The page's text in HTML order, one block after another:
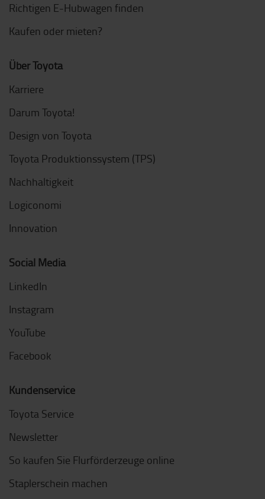
Richtigen E-Hubwagen finden
Kaufen oder mieten?
Über Toyota
Karriere
Darum Toyota!
Design von Toyota
Toyota Produktionssystem (TPS)
Nachhaltigkeit
Logiconomi
Innovation
Social Media
LinkedIn
Instagram
YouTube
Facebook
Kundenservice
Toyota Service
Newsletter
So kaufen Sie Flurförderzeuge online
Staplerschein machen